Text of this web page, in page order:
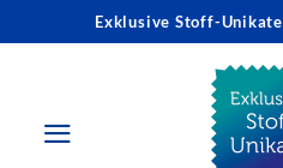
Inhalt
Exklusive Stoff-Unikate